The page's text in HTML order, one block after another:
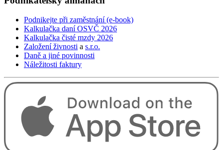
Podnikejte při zaměstnání (e-book)
Kalkulačka daní OSVČ 2026
Kalkulačka čisté mzdy 2026
Založení živnosti a s.r.o.
Daně a jiné povinnosti
Náležitosti faktury